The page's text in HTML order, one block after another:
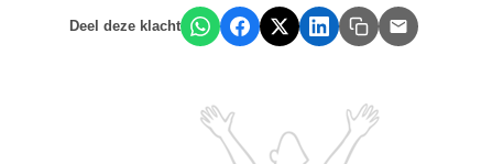
Deel deze klacht